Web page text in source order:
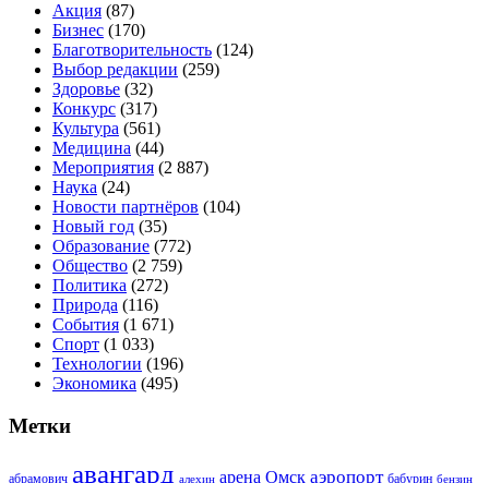
Акция (87)
Бизнес (170)
Благотворительность (124)
Выбор редакции (259)
Здоровье (32)
Конкурс (317)
Культура (561)
Медицина (44)
Мероприятия (2 887)
Наука (24)
Новости партнёров (104)
Новый год (35)
Образование (772)
Общество (2 759)
Политика (272)
Природа (116)
События (1 671)
Спорт (1 033)
Технологии (196)
Экономика (495)
Метки
абрамович авангард алехин арена Омск аэропорт бабурин бензин